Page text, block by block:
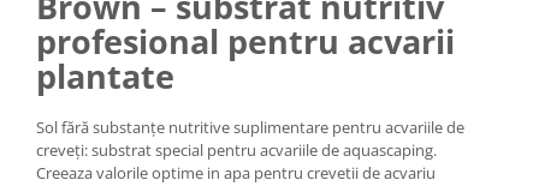
Pasari
Batoane
Colivii pentru pasari
Hrana pasari
Rozatoare
profesional pentru acvarii
plantate
Sol fără substanțe nutritive suplimentare pentru acvariile de
creveți: substrat special pentru acvariile de aquascaping.
Creeaza valorile optime in apa pentru crevetii de acvariu